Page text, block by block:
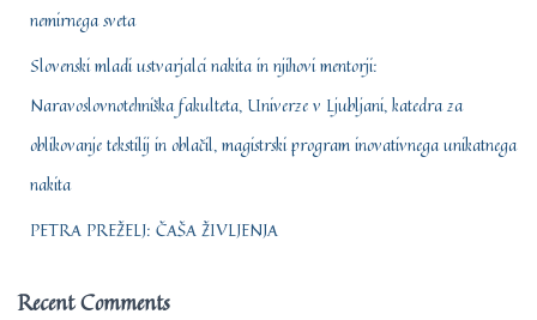
nemirnega sveta
Slovenski mladi ustvarjalci nakita in njihovi mentorji:
Naravoslovnotehniška fakulteta, Univerze v Ljubljani, katedra za
oblikovanje tekstilij in oblačil, magistrski program inovativnega unikatnega
nakita
PETRA PREŽELJ: ČAŠA ŽIVLJENJA
Recent Comments